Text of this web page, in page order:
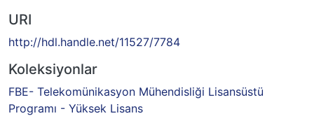
URI
http://hdl.handle.net/11527/7784
Koleksiyonlar
FBE- Telekomünikasyon Mühendisliği Lisansüstü
Programı - Yüksek Lisans